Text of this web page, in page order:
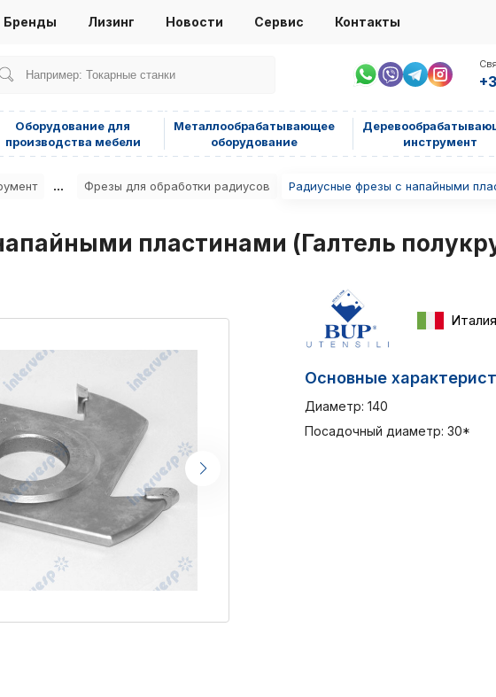
Бренды Лизинг Новости Сервис Контакты
Оборудование для
производства мебели
Металлообрабатывающее
оборудование
инструмент
... Фрезы для обработки радиусов Радиусные фрезы с напайными
пластинами (Галтель
Италия
Основные
Диаметр: 140
Посадочный диаметр: 30*